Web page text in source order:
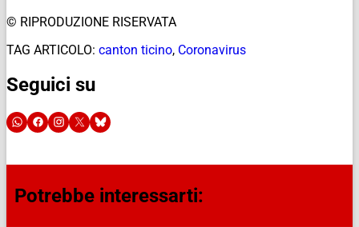
© RIPRODUZIONE RISERVATA
TAG ARTICOLO: canton ticino, Coronavirus
Seguici su
Potrebbe interessarti: